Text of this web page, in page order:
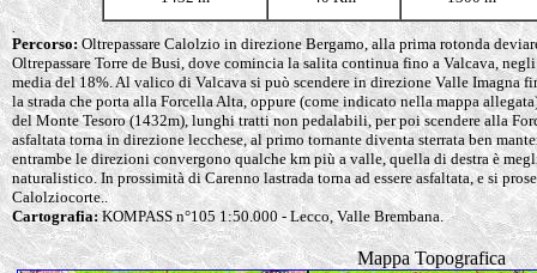
.
Percorso:Oltrepassare Calolzio in direzione Bergamo, alla prima rotonda
Oltrepassare Torre de Busi, dove comincia la salita continua fino a Valcava,
media del 18%. Al valico di Valcava si può scendere in direzione Valle Imagna
la strada che porta alla Forcella Alta, oppure (come indicato nella mappa
del Monte Tesoro (1432m), lunghi tratti non pedalabili, per poi scendere alla
asfaltata torna in direzione lecchese, al primo tornante diventa sterrata ben
entrambe le direzioni convergono qualche km più a valle, quella di destra è
naturalistico. In prossimità di Carenno lastrada torna ad essere asfaltata, e si
Calolziocorte..
Cartografia:KOMPASS n°105 1:50.000 - Lecco, Valle Brembana.
Mappa Topografica